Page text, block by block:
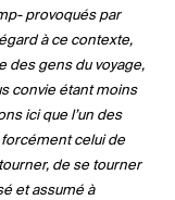
provoqués par
à ce contexte,
des gens du voyage,
convie étant moins
ici que l’un des
celui de
de se tourner
et assumé à